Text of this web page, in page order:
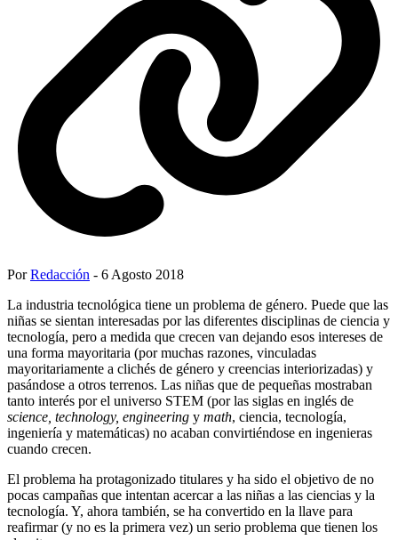
PorRedacción - 6 Agosto 2018
La industria tecnológica tiene un problema de género. Puede que las
niñas se sientan interesadas por las diferentes disciplinas de ciencia y
tecnología, pero a medida que crecen van dejando esos intereses de
una forma mayoritaria (por muchas razones, vinculadas
mayoritariamente a clichés de género y creencias interiorizadas) y
pasándose a otros terrenos. Las niñas que de pequeñas mostraban
tanto interés por el universo STEM (por las siglas en inglés de
science, technology, engineering y math, ciencia, tecnología,
ingeniería y matemáticas) no acaban convirtiéndose en ingenieras
cuando crecen.
El problema ha protagonizado titulares y ha sido el objetivo de no
pocas campañas que intentan acercar a las niñas a las ciencias y la
tecnología. Y, ahora también, se ha convertido en la llave para
reafirmar (y no es la primera vez) un serio problema que tienen los